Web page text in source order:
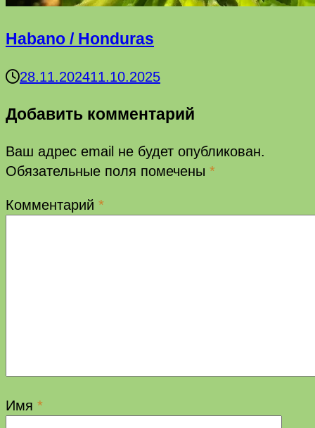
Habano / Honduras
28.11.202411.10.2025
Добавить комментарий
Ваш адрес email не будет опубликован.
Обязательные поля помечены *
Комментарий *
Имя *